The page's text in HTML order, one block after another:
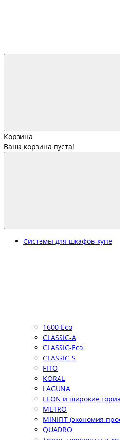
Корзина
Ваша корзина пуста!
Системы для шкафов-купе
1600-Eco
CLASSIC-A
CLASSIC-Eco
CLASSIC-S
FITO
KORAL
LAGUNA
LEON и широкие
METRO
MINIFIT (экономия
QUADRO